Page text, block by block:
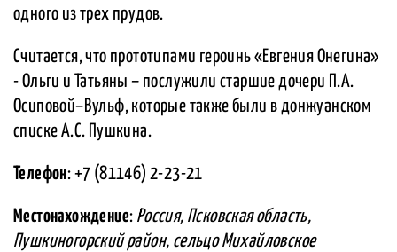
одного из трех прудов.
Считается, что прототипами героинь «Евгения Онегина»
- Ольги и Татьяны – послужили старшие дочери П.А.
Осиповой–Вульф, которые также были в донжуанском
списке А.С. Пушкина.
Телефон: +7 (81146) 2-23-21
Местонахождение: Россия, Псковская область,
Пушкиногорский район, сельцо Михайловское